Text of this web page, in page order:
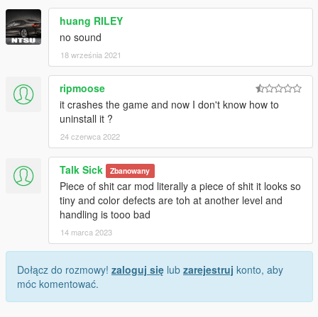
huang RILEY
no sound
18 września 2021
ripmoose
it crashes the game and now I don't know how to
uninstall it ?
24 czerwca 2022
Talk Sick Zbanowany
Piece of shit car mod literally a piece of shit it looks so
tiny and color defects are toh at another level and
handling is tooo bad
14 marca 2023
Dołącz do rozmowy! zaloguj się lub zarejestruj konto, aby
móc komentować.